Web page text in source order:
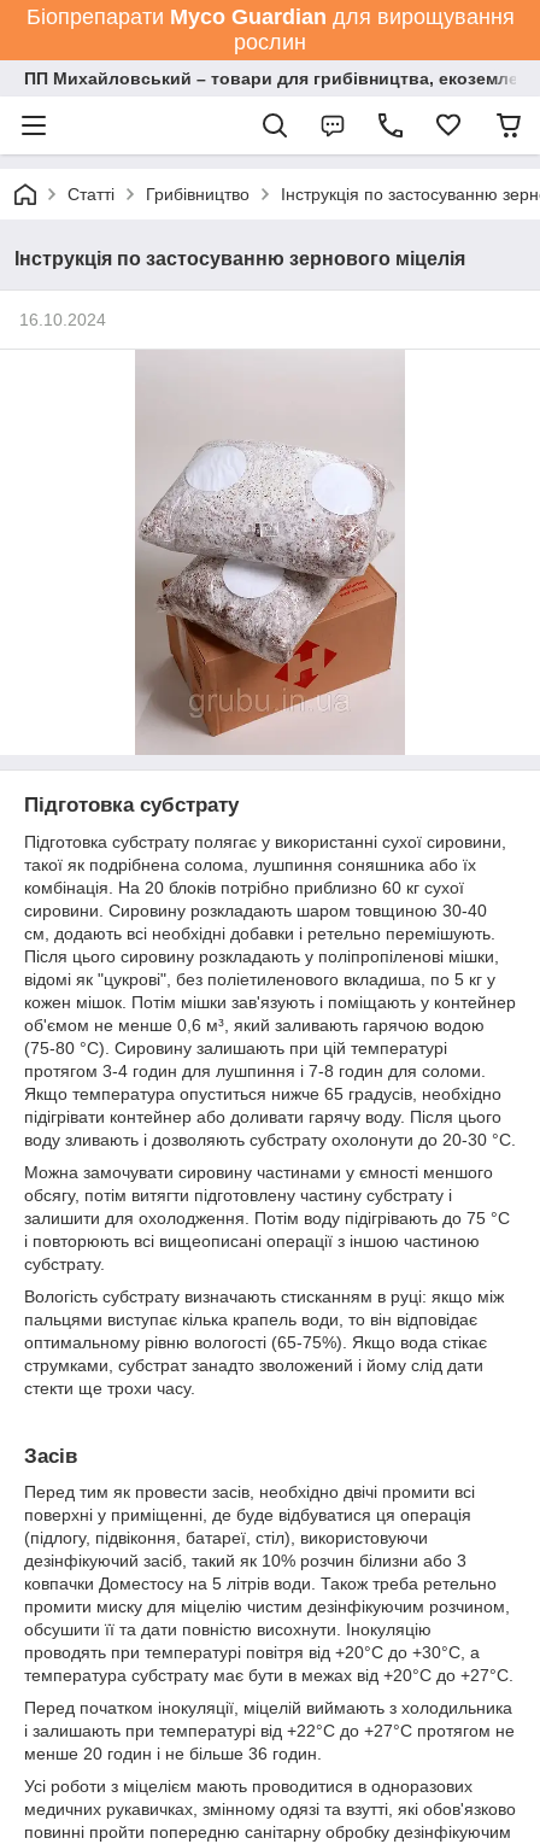
Біопрепарати Мyco Guardian для вирощування
рослин
ПП Михайловський – товари для грибівництва,
Статті Грибівництво Інструкція по застосуванню
Інструкція по застосуванню зернового міцелія
16.10.2024
Підготовка субстрату
Підготовка субстрату полягає у використанні сухої сировини,
такої як подрібнена солома, лушпиння соняшника або їх
комбінація. На 20 блоків потрібно приблизно 60 кг сухої
сировини. Сировину розкладають шаром товщиною 30-40
см, додають всі необхідні добавки і ретельно перемішують.
Після цього сировину розкладають у поліпропіленові мішки,
відомі як "цукрові", без поліетиленового вкладиша, по 5 кг у
кожен мішок. Потім мішки зав'язують і поміщають у контейнер
об'ємом не менше 0,6 м³, який заливають гарячою водою
(75-80 °C). Сировину залишають при цій температурі
протягом 3-4 годин для лушпиння і 7-8 годин для соломи.
Якщо температура опуститься нижче 65 градусів, необхідно
підігрівати контейнер або доливати гарячу воду. Після цього
воду зливають і дозволяють субстрату охолонути до 20-30 °C.
Можна замочувати сировину частинами у ємності меншого
обсягу, потім витягти підготовлену частину субстрату і
залишити для охолодження. Потім воду підігрівають до 75 °C
і повторюють всі вищеописані операції з іншою частиною
субстрату.
Вологість субстрату визначають стисканням в руці: якщо між
пальцями виступає кілька крапель води, то він відповідає
оптимальному рівню вологості (65-75%). Якщо вода стікає
струмками, субстрат занадто зволожений і йому слід дати
стекти ще трохи часу.
Засів
Перед тим як провести засів, необхідно двічі промити всі
поверхні у приміщенні, де буде відбуватися ця операція
(підлогу, підвіконня, батареї, стіл), використовуючи
дезінфікуючий засіб, такий як 10% розчин білизни або 3
ковпачки Доместосу на 5 літрів води. Також треба ретельно
промити миску для міцелію чистим дезінфікуючим розчином,
обсушити її та дати повністю висохнути. Інокуляцію
проводять при температурі повітря від +20°C до +30°C, а
температура субстрату має бути в межах від +20°C до +27°C.
Перед початком інокуляції, міцелій виймають з холодильника
і залишають при температурі від +22°C до +27°C протягом не
менше 20 годин і не більше 36 годин.
Усі роботи з міцелієм мають проводитися в одноразових
медичних рукавичках, змінному одязі та взутті, які обов'язково
повинні пройти попередню санітарну обробку дезінфікуючим